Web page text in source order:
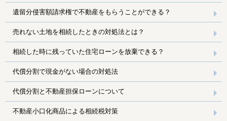
遺留分侵害額請求権で不動産をもらうことができる？
売れない土地を相続したときの対処法とは？
相続した時に残っていた住宅ローンを放棄できる？
代償分割で現金がない場合の対処法
代償分割と不動産担保ローンについて
不動産小口化商品による相続税対策